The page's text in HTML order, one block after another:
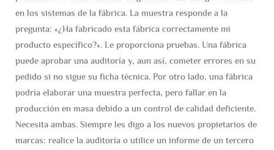
en los sistemas de la fábrica. La muestra responde a la
pregunta: «¿Ha fabricado esta fábrica correctamente mi
producto específico?». Le proporciona pruebas. Una fábrica
puede aprobar una auditoría y, aun así, cometer errores en su
pedido si no sigue su ficha técnica. Por otro lado, una fábrica
podría elaborar una muestra perfecta, pero fallar en la
producción en masa debido a un control de calidad deficiente.
Necesita ambas. Siempre les digo a los nuevos propietarios de
marcas: realice la auditoría o utilice un informe de un tercero